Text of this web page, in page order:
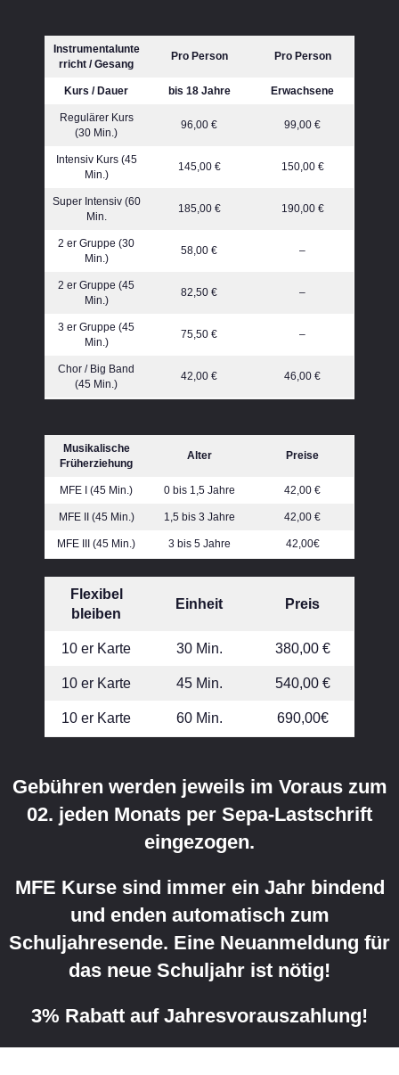
Instrumentalunte
rricht / Gesang
Pro Person Pro Person
Kurs / Dauer bis 18 Jahre Erwachsene
Regulärer Kurs
(30 Min.)
96,00 € 99,00 €
Intensiv Kurs (45
Min.)
145,00 € 150,00 €
Super Intensiv (60
Min.
185,00 € 190,00 €
2 er Gruppe (30
Min.)
58,00 € –
2 er Gruppe (45
Min.)
82,50 € –
3 er Gruppe (45
Min.)
75,50 € –
Chor / Big Band
(45 Min.)
42,00 € 46,00 €
Musikalische
Früherziehung
Alter Preise
MFE I (45 Min.) 0 bis 1,5 Jahre 42,00 €
MFE II (45 Min.) 1,5 bis 3 Jahre 42,00 €
MFE III (45 Min.) 3 bis 5 Jahre 42,00€
Flexibel
bleiben
Einheit Preis
10 er Karte 30 Min. 380,00 €
10 er Karte 45 Min. 540,00 €
10 er Karte 60 Min. 690,00€
Gebühren werden jeweils im Voraus zum
02. jeden Monats per Sepa-Lastschrift
eingezogen.
MFE Kurse sind immer ein Jahr bindend
und enden automatisch zum
Schuljahresende. Eine Neuanmeldung für
das neue Schuljahr ist nötig!
3% Rabatt auf Jahresvorauszahlung!